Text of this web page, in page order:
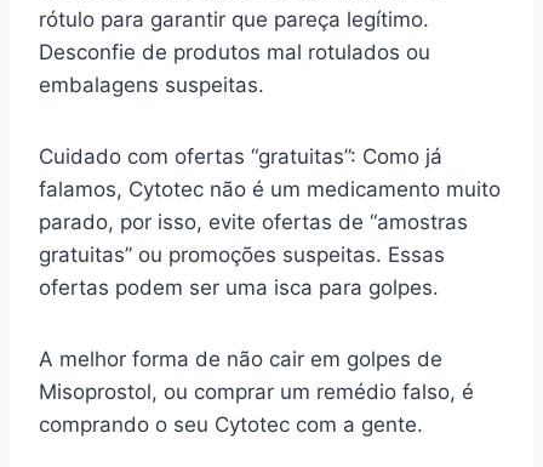
rótulo para garantir que pareça legítimo.
Desconfie de produtos mal rotulados ou
embalagens suspeitas.
Cuidado com ofertas “gratuitas”: Como já
falamos, Cytotec não é um medicamento muito
parado, por isso, evite ofertas de “amostras
gratuitas” ou promoções suspeitas. Essas
ofertas podem ser uma isca para golpes.
A melhor forma de não cair em golpes de
Misoprostol, ou comprar um remédio falso, é
comprando o seu Cytotec com a gente.